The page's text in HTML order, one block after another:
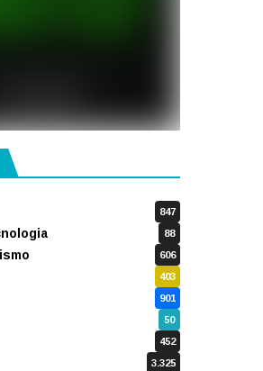
847
88
606
403
901
50
452
3.325